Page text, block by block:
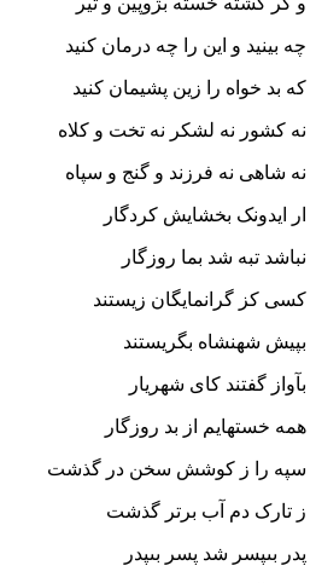
چه بینید و این را چه درمان کنید
که بد خواه را زین پشیمان کنید
نه کشور نه لشکر نه تخت و کلاه
نه شاهى نه فرزند و گنج و سپاه‏
ار ایدونک بخشایش کردگار
نباشد تبه شد بما روزگار
کسى کز گرانمایگان زیستند
بپیش شهنشاه بگریستند
بآواز گفتند کاى شهریار
همه خسته‏ایم از بد روزگار
سپه را ز کوشش سخن در گذشت
ز تارک دم آب برتر گذشت‏
پدر بى‏پسر شد پسر بى‏پدر